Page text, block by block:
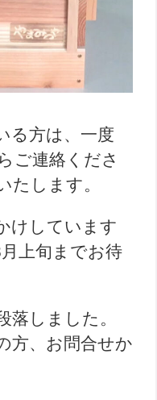
る方は、一度
ご連絡くださ
たします。
けしています
上旬までお待
落しました。
方、お問合せか